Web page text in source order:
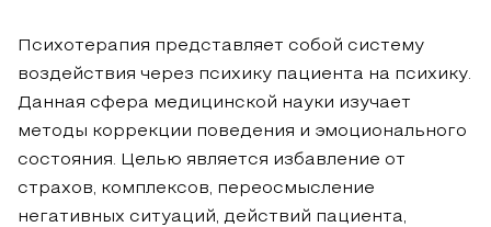
Психотерапия представляет собой систему
воздействия через психику пациента на психику.
Данная сфера медицинской науки изучает
методы коррекции поведения и эмоционального
состояния. Целью является избавление от
страхов, комплексов, переосмысление
негативных ситуаций, действий пациента,